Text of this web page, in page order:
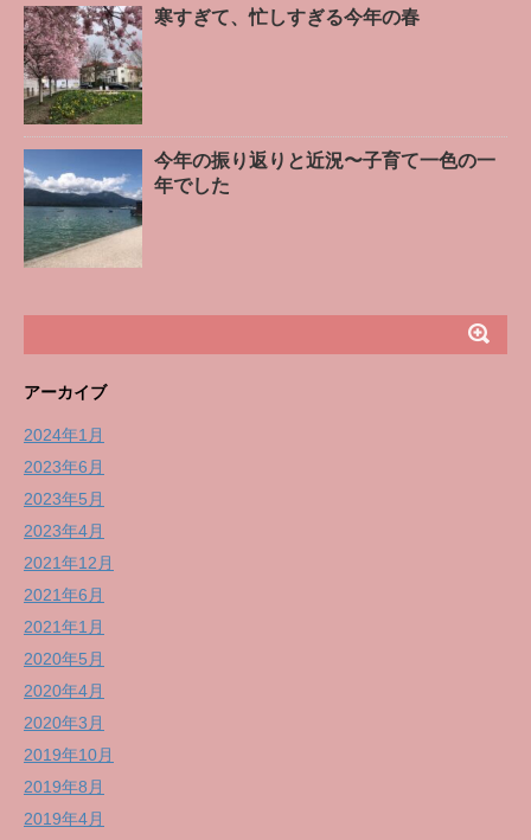
寒すぎて、忙しすぎる今年の春
今年の振り返りと近況〜子育て一色の一
年でした
アーカイブ
2024年1月
2023年6月
2023年5月
2023年4月
2021年12月
2021年6月
2021年1月
2020年5月
2020年4月
2020年3月
2019年10月
2019年8月
2019年4月